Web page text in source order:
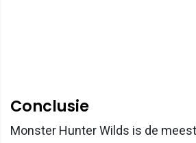
Conclusie
Monster Hunter Wilds is de